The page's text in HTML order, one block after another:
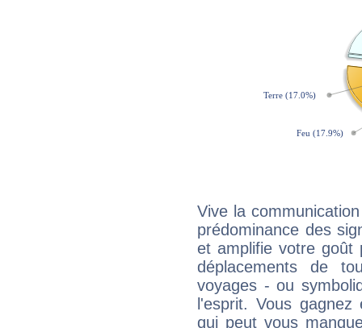
Vive la
prédominance des
et amplifie votre goût
déplacements de
voyages - ou
l'esprit. Vous
qui peut vous